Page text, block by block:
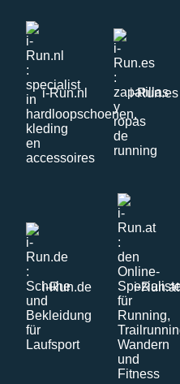
i-Run.nl i-Run.es
i-Run.de i-Run.at